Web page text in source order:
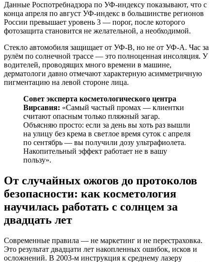
Данные Роспотребнадзора по УФ-индексу показывают, что с
конца апреля по август УФ-индекс в большинстве регионов
России превышает уровень 3 — порог, после которого
фотозащита становится не желательной, а необходимой.
Стекло автомобиля защищает от УФ-В, но не от УФ-А. Час за
рулём по солнечной трассе — это полноценная инсоляция. У
водителей, проводящих много времени в машине,
дерматологи давно отмечают характерную асимметричную
пигментацию на левой стороне лица.
Совет эксперта косметологического центра
Вирсавия: «Самый частый промах — клиентки
считают опасным только пляжный загар.
Объясняю просто: если за день вы хоть раз вышли
на улицу без крема в светлое время суток с апреля
по сентябрь — вы получили дозу ультрафиолета.
Накопительный эффект работает не в вашу
пользу».
От случайных ожогов до протоколов
безопасности: как косметология
научилась работать с солнцем за
двадцать лет
Современные правила — не маркетинг и не перестраховка.
Это результат двадцати лет накопленных ошибок, исков и
осложнений. В 2003-м инструкция к среднему лазеру